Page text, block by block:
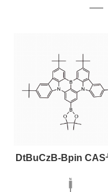
DtBuCzB-Bpin CAS号：
2643331-97-7